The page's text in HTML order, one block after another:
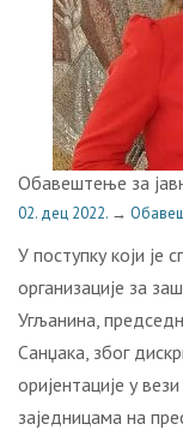
Обавештење за
02. дец 2022. →
У поступку који је
организације за
Угљанина,
Санџака, због
оријентације у
заједницама на